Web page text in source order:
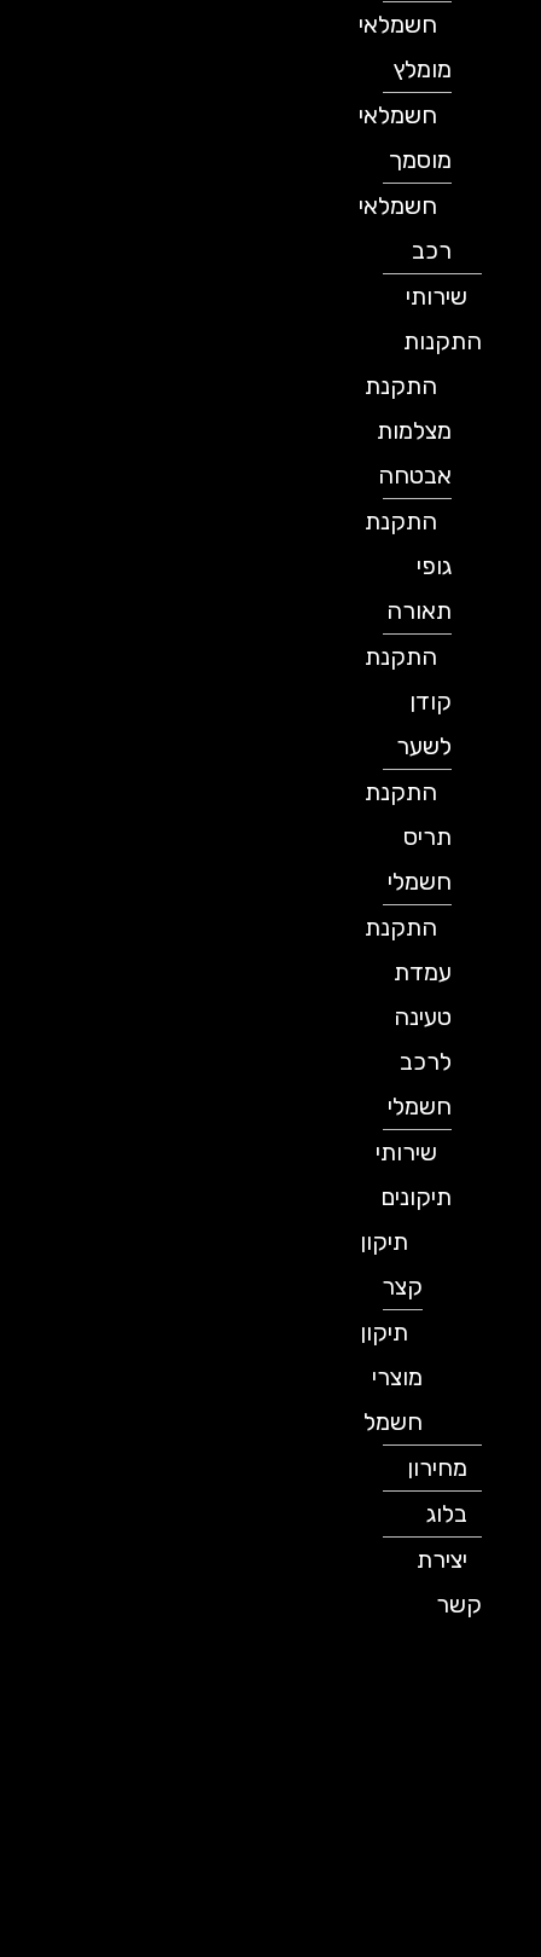
חשמלאי
מומלץ
חשמלאי
מוסמך
חשמלאי
שירותי
התקנות
התקנת
מצלמות
אבטחה
התקנת
תאורה
התקנת
לשער
התקנת
תריס
חשמלי
התקנת
עמדת
טעינה
לרכב
חשמלי
שירותי
תיקונים
תיקון
תיקון
מוצרי
חשמל
מחירון
יצירת
קשר